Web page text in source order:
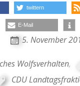
twittern
E-Mail
5. November
Wolfsverhalten,
CDU